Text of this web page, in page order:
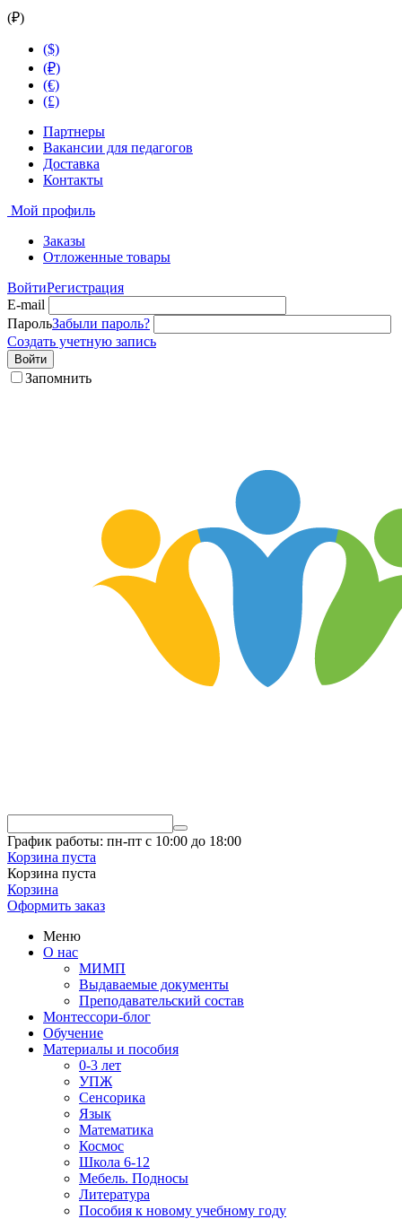
(₽)
($)
(₽)
(€)
(£)
Партнеры
Вакансии для педагогов
Доставка
Контакты
Мой профиль
Заказы
Отложенные товары
ВойтиРегистрация
E-mail
ПарольЗабыли пароль?
Создать учетную запись
Войти
Запомнить
График работы: пн-пт с 10:00 до 18:00
Корзина пуста
Корзина пуста
Корзина
Оформить заказ
Меню
О нас
МИМП
Выдаваемые документы
Преподавательский состав
Монтессори-блог
Обучение
Материалы и пособия
0-3 лет
УПЖ
Сенсорика
Язык
Математика
Космос
Школа 6-12
Мебель. Подносы
Литература
Пособия к новому учебному году